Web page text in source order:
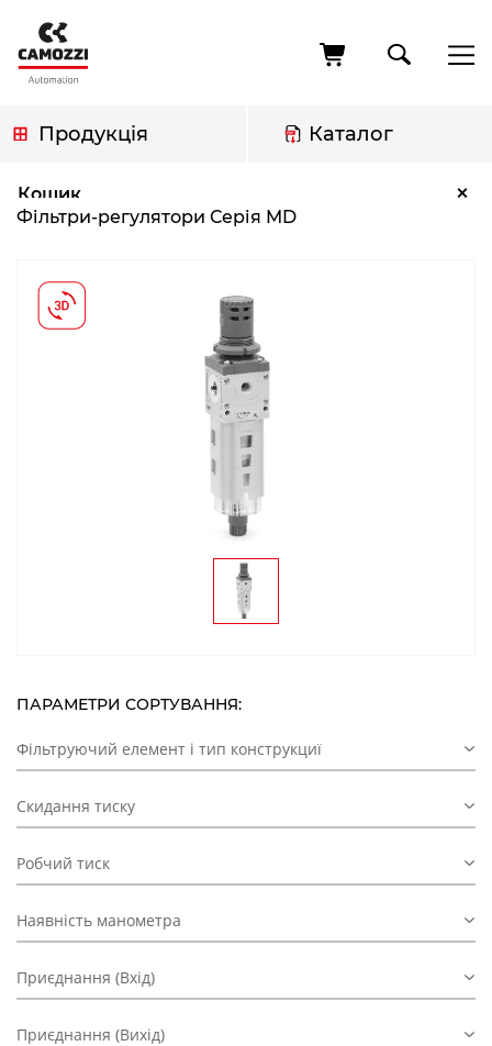
основного
вмісту
Продукція Каталог
Кошик ×
навіґації
Фільтри-регулятори Серія MD
ПАРАМЕТРИ СОРТУВАННЯ:
Фільтруючий елемент і тип конструкциї
Скидання тиску
Робчий тиск
Наявність манометра
Приєднання (Вхід)
Приєднання (Вихід)